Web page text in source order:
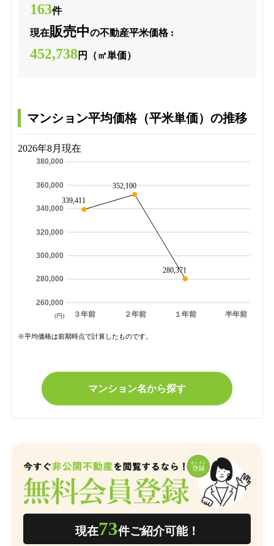
163件
現在販売中の不動産平米価格 :
452,738円（㎡単価）
マンション平均価格（平米単価）の推移
2026年8月現在
３年前 ２年前 １年前 半年前
260,000
280,000
300,000
320,000
340,000
360,000
380,000
339,411
352,100
280,371
(円)
※平均価格は前期時点で計算したものです。
マンション名から探す
現在73件ご紹介可能！